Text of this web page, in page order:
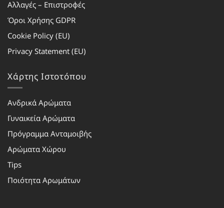
Αλλαγές – Επιστροφές
Όροι Χρήσης GDPR
Cookie Policy (EU)
Privacy Statement (EU)
Χάρτης Ιστοτόπου
Ανδρικά Αρώματα
Γυναικεία Αρώματα
Πρόγραμμα Ανταμοιβής
Αρώματα Χώρου
Tips
Ποιότητα Αρωμάτων